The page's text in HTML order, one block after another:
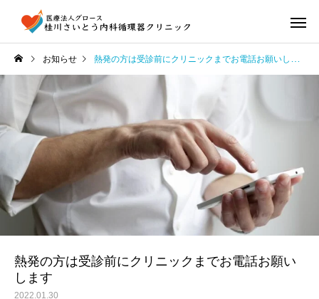
お知らせ 熱発の方は受診前にクリニックまでお電話お願いします
熱発の方は受診前にクリニックまでお電話お願い
します
2022.01.30